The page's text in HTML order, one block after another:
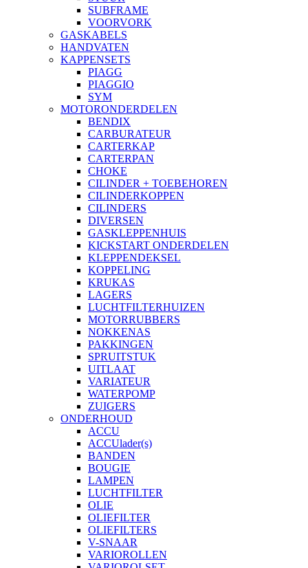
SUBFRAME
VOORVORK
GASKABELS
HANDVATEN
KAPPENSETS
PIAGG
PIAGGIO
SYM
MOTORONDERDELEN
BENDIX
CARBURATEUR
CARTERKAP
CARTERPAN
CHOKE
CILINDER + TOEBEHOREN
CILINDERKOPPEN
CILINDERS
DIVERSEN
GASKLEPPENHUIS
KICKSTART ONDERDELEN
KLEPPENDEKSEL
KOPPELING
KRUKAS
LAGERS
LUCHTFILTERHUIZEN
MOTORRUBBERS
NOKKENAS
PAKKINGEN
SPRUITSTUK
UITLAAT
VARIATEUR
WATERPOMP
ZUIGERS
ONDERHOUD
ACCU
ACCUlader(s)
BANDEN
BOUGIE
LAMPEN
LUCHTFILTER
OLIE
OLIEFILTER
OLIEFILTERS
V-SNAAR
VARIOROLLEN